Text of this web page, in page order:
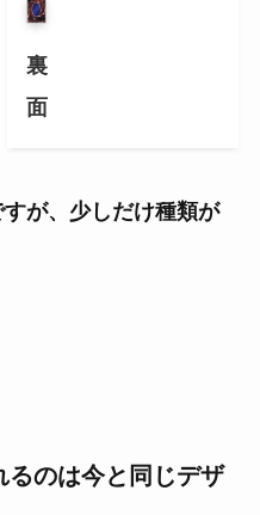
裏
面
が、少しだけ種類が
るのは今と同じデザ